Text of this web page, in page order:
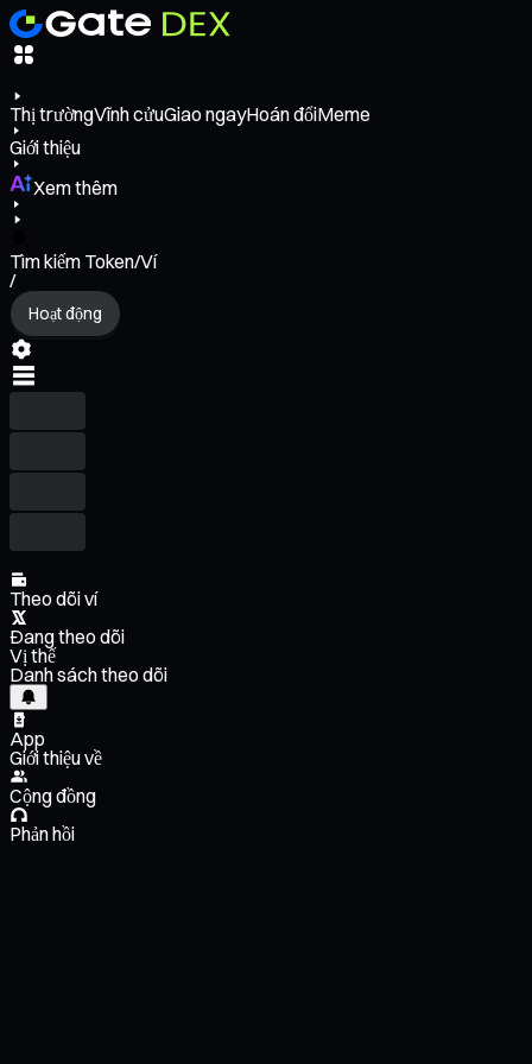
Thị trườngVĩnh cửuGiao ngayHoán đổiMeme
Giới thiệu
Xem thêm
Tìm kiếm Token/Ví
/
Hoạt động
Theo dõi ví
Đang theo dõi
Vị thế
Danh sách theo dõi
App
Giới thiệu về
Cộng đồng
Phản hồi